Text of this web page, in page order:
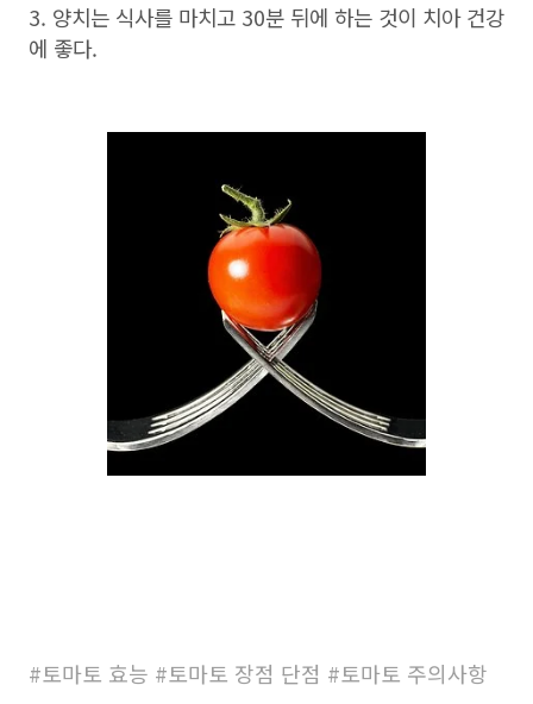
3. 양치는 식사를 마치고 30분 뒤에 하는 것이 치아 건강
에 좋다.
#토마토 효능 #토마토 장점 단점 #토마토 주의사항